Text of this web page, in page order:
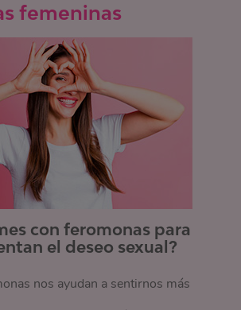
femeninas
con feromonas para
el deseo sexual?
nos ayudan a sentirnos más